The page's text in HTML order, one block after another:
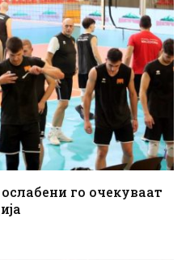
го очекуваат